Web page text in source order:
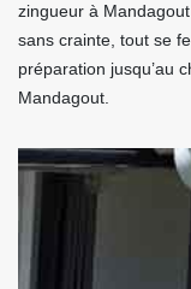
zingueur à
sans crainte, tout se
préparation jusqu’au
Mandagout.